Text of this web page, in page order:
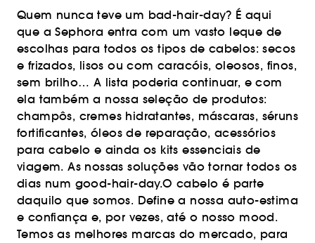
Quem nunca teve um bad-hair-day? É aqui
que a Sephora entra com um vasto leque de
escolhas para todos os tipos de cabelos: secos
e frizados, lisos ou com caracóis, oleosos, finos,
sem brilho… A lista poderia continuar, e com
ela também a nossa seleção de produtos:
champôs, cremes hidratantes, máscaras, séruns
fortificantes, óleos de reparação, acessórios
para cabelo e ainda os kits essenciais de
viagem. As nossas soluções vão tornar todos os
dias num good-hair-day.O cabelo é parte
daquilo que somos. Define a nossa auto-estima
e confiança e, por vezes, até o nosso mood.
Temos as melhores marcas do mercado, para